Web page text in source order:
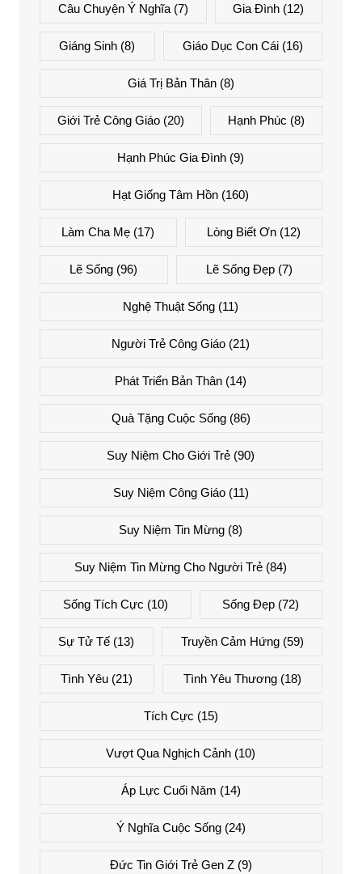
Câu Chuyện Ý Nghĩa(7) Gia Đình (12)
Giáng Sinh (8) Giáo Dục Con Cái(16)
Giá Trị Bản Thân(8)
Giới Trẻ Công Giáo(20) Hạnh Phúc (8)
Hạnh Phúc Gia Đình (9)
Hạt Giống Tâm Hồn (160)
Làm Cha Mẹ (17) Lòng Biết Ơn(12)
Lẽ Sống (96) Lẽ Sống Đẹp(7)
Nghệ Thuật Sống (11)
Người Trẻ Công Giáo (21)
Phát Triển Bản Thân (14)
Quà Tặng Cuộc Sống(86)
Suy Niệm Cho Giới Trẻ (90)
Suy Niệm Công Giáo(11)
Suy Niệm Tin Mừng (8)
Suy Niệm Tin Mừng Cho Người Trẻ (84)
Sống Tích Cực (10) Sống Đẹp (72)
Sự Tử Tế (13) Truyền Cảm Hứng(59)
Tình Yêu (21) Tình Yêu Thương(18)
Tích Cực (15)
Vượt Qua Nghịch Cảnh (10)
Áp Lực Cuối Năm (14)
Ý Nghĩa Cuộc Sống(24)
Đức Tin Giới Trẻ Gen Z(9)